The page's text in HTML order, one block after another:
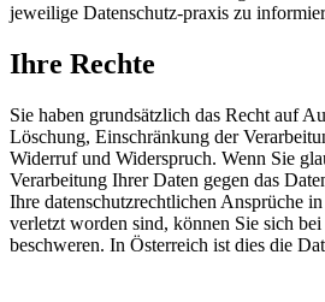
jeweilige Datenschutz-praxis zu
Ihre Rechte
Sie haben grundsätzlich das Recht auf
Löschung, Einschränkung der
Widerruf und Widerspruch. Wenn Sie
Verarbeitung Ihrer Daten gegen das
Ihre datenschutzrechtlichen Ansprüche
verletzt worden sind, können Sie sich
beschweren. In Österreich ist dies die